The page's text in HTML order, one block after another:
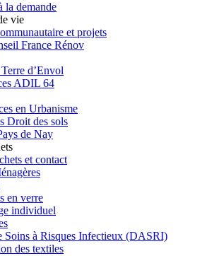
la demande
vie
et projets
France Rénov
d’Envol
ADIL 64
en Urbanisme
Droit des sols
de Nay
et contact
en verre
individuel
Soins à Risques Infectieux (DASRI)
des textiles